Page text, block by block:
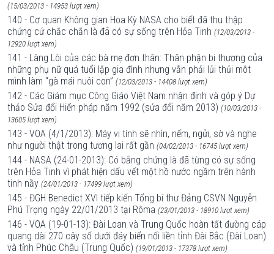
(15/03/2013 - 14953 lượt xem)
140 - Cơ quan Không gian Hoa Kỳ NASA cho biết đã thu thập
chứng cứ chắc chắn là đã có sự sống trên Hỏa Tinh (12/03/2013 -
12920 lượt xem)
141 - Làng Lòi của các bà mẹ đơn thân: Thân phận bi thương của
những phụ nữ quá tuổi lập gia đình nhưng vẫn phải lủi thủi môt
mình làm “gà mái nuôi con” (12/03/2013 - 14408 lượt xem)
142 - Các Giám mục Công Giáo Việt Nam nhận định và góp ý Dự
thảo Sửa đổi Hiến pháp năm 1992 (sửa đổi năm 2013) (10/03/2013 -
13605 lượt xem)
143 - VOA (4/1/2013): Máy vi tính sẽ nhìn, nếm, ngửi, sờ và nghe
như người thật trong tương lai rất gần (04/02/2013 - 16745 lượt xem)
144 - NASA (24-01-2013): Có bằng chứng là đã từng có sự sống
trên Hỏa Tinh vì phát hiện dấu vết một hồ nước ngầm trên hành
tinh nầy (24/01/2013 - 17499 lượt xem)
145 - ĐGH Benedict XVI tiếp kiến Tổng bí thư Đảng CSVN Nguyễn
Phú Trọng ngày 22/01/2013 tại Rôma (23/01/2013 - 18910 lượt xem)
146 - VOA (19-01-13): Đài Loan và Trung Quốc hoàn tất đường cáp
quang dài 270 cây số dưới đáy biển nối liền tỉnh Đài Bắc (Đài Loan)
và tỉnh Phúc Châu (Trung Quốc) (19/01/2013 - 17378 lượt xem)